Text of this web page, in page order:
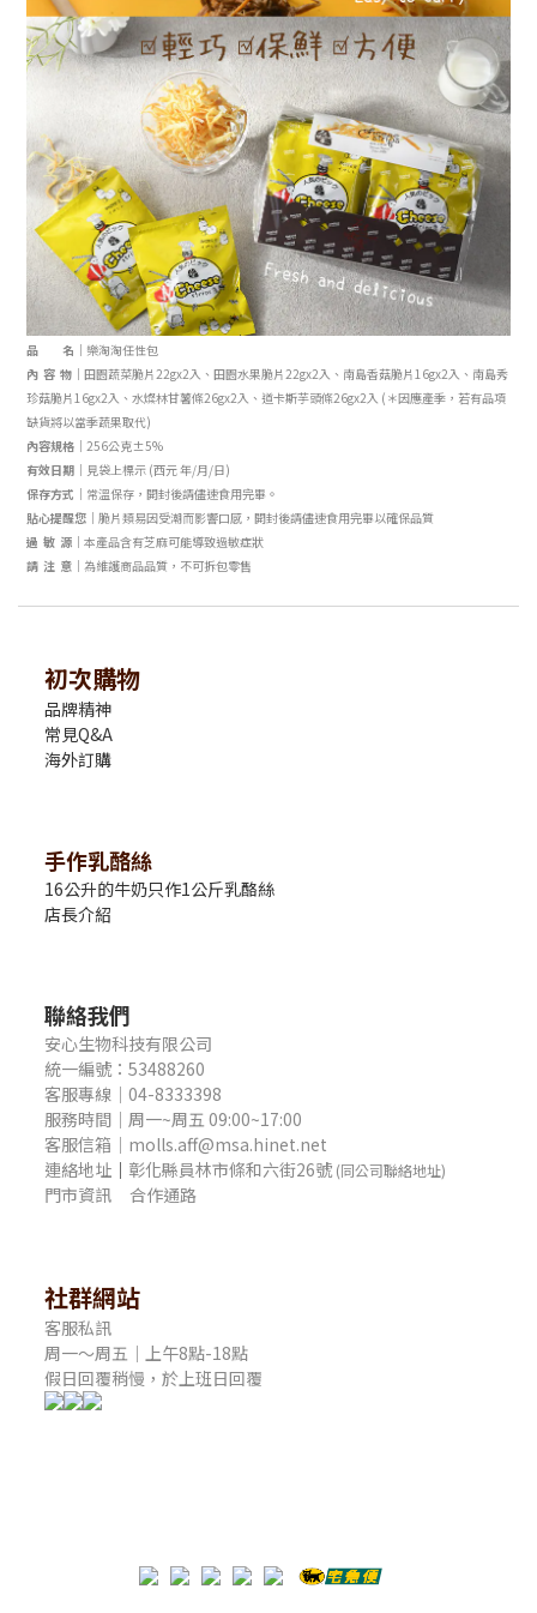
品 名｜ 樂淘淘任性包
內 容 物｜ 田園蔬菜脆片22gx2入、田園水果脆片22gx2入 、南島香菇脆片16gx2入 、南島秀
珍菇脆片16gx2入 、水燦林甘薯條26gx2入 、道卡斯芋頭條26gx2入 (＊因應產季，若有品項
缺貨將以當季蔬果取代)
內容規格｜ 256公克±5%
有效日期｜ 見袋上標示 (西元 年/月/日)
保存方式｜ 常溫保存，開封後請儘速食用完畢。
貼心提醒您｜ 脆片類易因受潮而影響口感， 開封後請儘速食用完畢以確保品質
過 敏 源｜ 本產品含有芝麻可能導致過敏症狀
請 注 意｜ 為維護商品品質，不可拆包零售
初次購物
品牌精神
常見Q&A
海外訂購
手作乳酪絲
16公升的牛奶只作1公斤乳酪絲
店長介紹
聯絡我們
安心生物科技有限公司
統一編號：53488260
客服專線｜04-8333398
服務時間｜周一~周五 09:00~17:00
客服信箱｜molls.aff@msa.hinet.net
連絡地址 ｜ 彰化縣員林市條和六街26號 (同公司聯絡地址)
門市資訊 合作通路
社群網站
客服私訊
周一～周五｜上午8點-18點
假日回覆稍慢，於上班日回覆